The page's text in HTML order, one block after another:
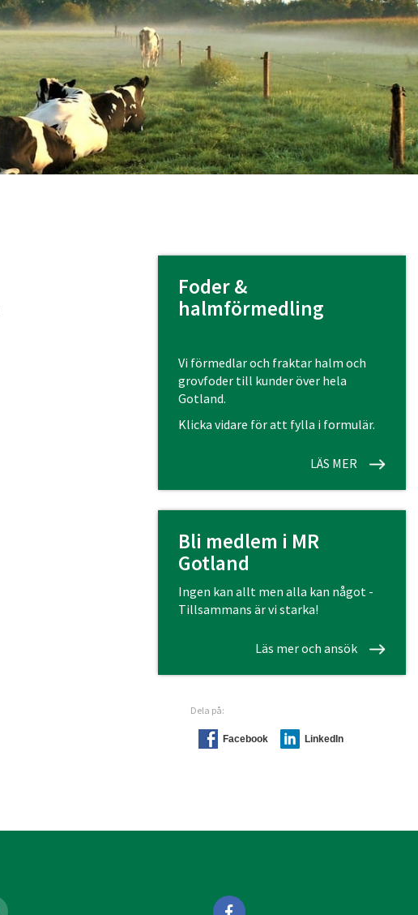
Foder &
halmförmedling
Vi förmedlar och fraktar halm och
grovfoder till kunder över hela
Gotland.
Klicka vidare för att fylla i formulär.
LÄS MER
Bli medlem i MR
Gotland
Ingen kan allt men alla kan något -
Tillsammans är vi starka!
Läs mer och ansök
Dela på:
Facebook LinkedIn